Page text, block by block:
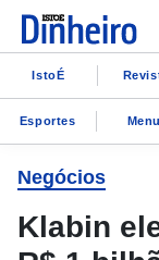
IstoÉ
Esportes Menu
Negócios
Klabin